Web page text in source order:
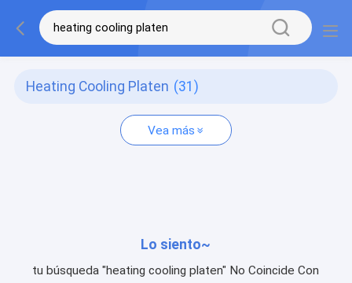
Heating Cooling Platen (31)
Vea más
Lo siento~
tu búsqueda "heating cooling platen" No Coincide Con